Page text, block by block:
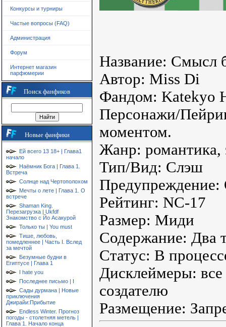
Конкурсы и турниры
Частые вопросы (FAQ)
Администрация
Форум
Интернет магазин
парфюмерии
Поиск фанфиков
Новые фанфики
Ей всего 13 18+ | Глава1
начало
Наёмник Бога | Глава 1.
Встреча
Солнце над Чертополохом
Мечты о лете | Глава 1. О
встрече
Shaman King.
Перезагрузка | Ukfdf
Знакомство с Йо Асакурой
Только ты | You must
Тише, любовь,
помедленнее | Часть I. Вслед
за мечтой
Безумные будни в
Египтусе | Глава 1
I hate you
Последнее письмо | I
Сады дурмана | Новые
приключения
Джирайи:Прибытие
Endless Winter. Прогноз
погоды - столетняя метель |
Глава 1. Начало конца
Название: Смысл
Автор: Miss Di
Фандом: Katekyo
Персонажи/
моментом.
Жанр: романтика,
Тип/Вид: Слэш
Предупреждение:
Рейтинг: NC-17
Размер: Миди
Содержание: Два
Статус: В
Дисклеймеры:
создателю
Размещение: